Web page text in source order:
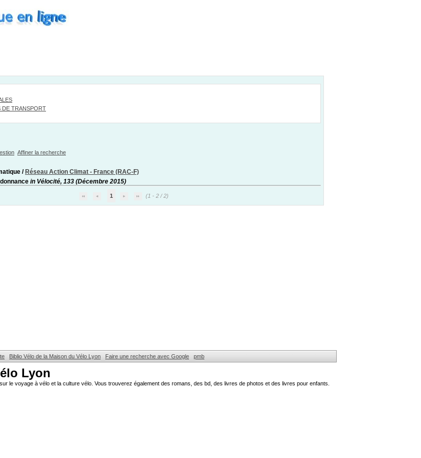
DE TRANSPORT
Affiner la recherche
/ Réseau Action Climat - France (RAC-F)
in Vélocité, 133 (Décembre 2015)
1 (1 - 2 / 2)
Biblio Vélo de la Maison du Vélo Lyon Faire une recherche avec Google pmb
Lyon
le voyage à vélo et la culture vélo. Vous trouverez également des romans, des bd, des livres de photos et des livres pour enfants.